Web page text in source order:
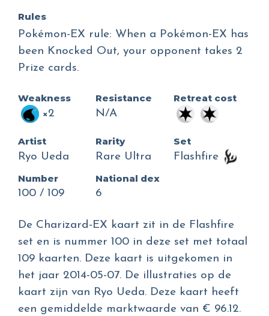
Rules
Pokémon-EX rule: When a Pokémon-EX has
been Knocked Out, your opponent takes 2
Prize cards.
Weakness
×2
Resistance
N/A
Retreat cost
Artist
Ryo Ueda
Rarity
Rare Ultra
Set
Flashfire
Number
100 / 109
National dex
6
De Charizard-EX kaart zit in de Flashfire
set en is nummer 100 in deze set met totaal
109 kaarten. Deze kaart is uitgekomen in
het jaar 2014-05-07. De illustraties op de
kaart zijn van Ryo Ueda. Deze kaart heeft
een gemiddelde marktwaarde van € 96.12.